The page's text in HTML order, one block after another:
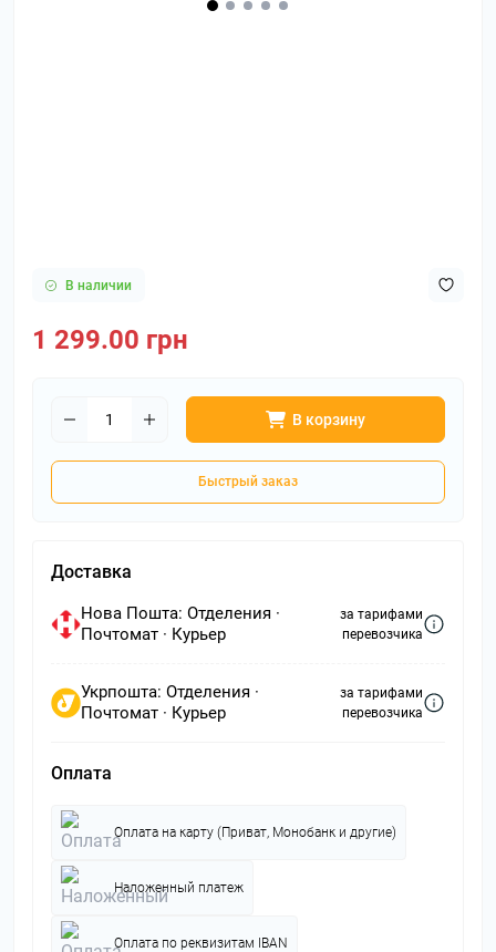
В наличии
1 299.00 грн
В корзину
Быстрый заказ
Доставка
Нова Пошта: Отделения ·
Почтомат · Курьер
за тарифами
перевозчика
Укрпошта: Отделения ·
Почтомат · Курьер
за тарифами
перевозчика
Оплата
Оплата на карту (Приват, Монобанк и другие)
Наложенный платеж
Оплата по реквизитам IBAN